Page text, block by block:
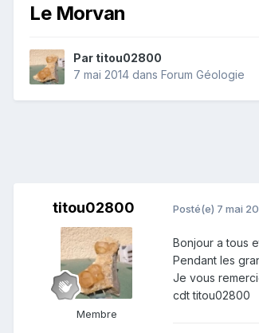
Le Morvan
Par titou02800
7 mai 2014 dans Forum Géologie
titou02800
Membre
Posté(e) 7 mai
Bonjour a tous
Pendant les
Je vous
cdt titou02800